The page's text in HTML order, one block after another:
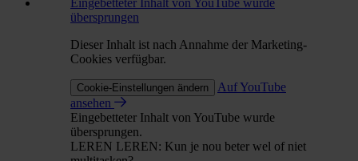
übersprungen
Dieser Inhalt ist nach Annahme der Marketing-
Cookies verfügbar.
Cookie-Einstellungen ändern
Auf YouTube
ansehen
Eingebetteter Inhalt von YouTube wurde
übersprungen.
LEREN LEREN: Kun je nou beter wel of niet